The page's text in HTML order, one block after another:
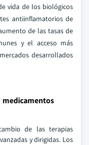
vida de los biológicos
antiinflamatorios de
de las tasas de
y el acceso más
desarrollados
de las terapias
y dirigidas. Los